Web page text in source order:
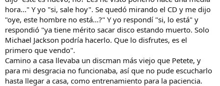
hora..." Y yo "si, sale hoy". Se quedó mirando el CD y me dijo
"oye, este hombre no está...?" Y yo respondí "si, lo está" y
respondió "ya tiene mérito sacar disco estando muerto. Solo
Michael Jackson podría hacerlo. Que lo disfrutes, es el
primero que vendo".
Camino a casa llevaba un discman más viejo que Petete, y
para mi desgracia no funcionaba, así que no pude escucharlo
hasta llegar a casa, como entrenamiento para la paciencia.